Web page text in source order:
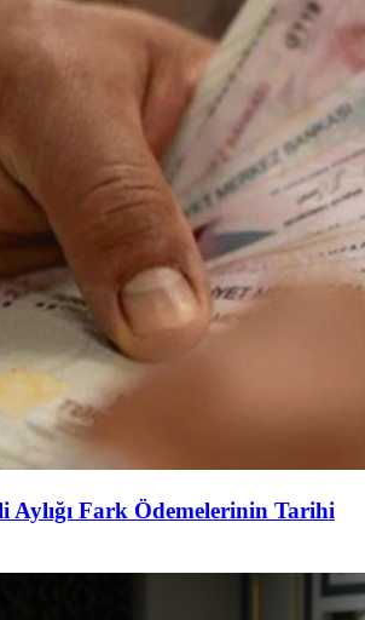
Aylığı Fark Ödemelerinin Tarihi